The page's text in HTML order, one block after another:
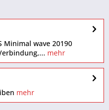
Minimal wave 20190
mehr
mehr